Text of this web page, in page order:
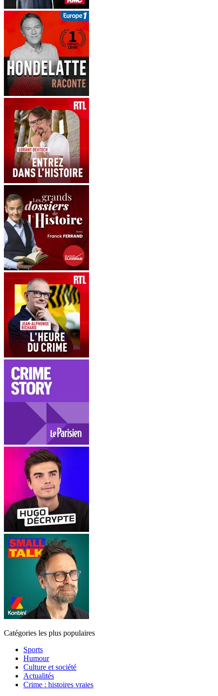
Catégories les plus populaires
Sports
Humour
Culture et société
Actualités
Crime : histoires vraies